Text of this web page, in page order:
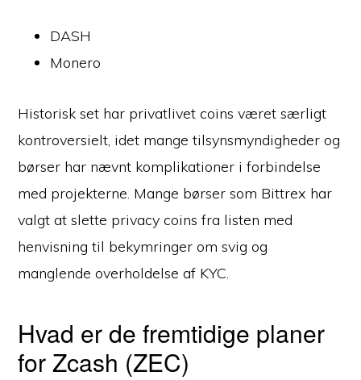
DASH
Monero
Historisk set har privatlivet coins været særligt
kontroversielt, idet mange tilsynsmyndigheder og
børser har nævnt komplikationer i forbindelse
med projekterne. Mange børser som Bittrex har
valgt at slette privacy coins fra listen med
henvisning til bekymringer om svig og
manglende overholdelse af KYC.
Hvad er de fremtidige planer
for Zcash (ZEC)